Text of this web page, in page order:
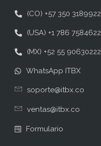
(CO) +57 350 3189922
(USA) +1 786 7584622
(MX) +52 55 90630222
WhatsApp ITBX
soporte@itbx.co
ventas@itbx.co
Formulario